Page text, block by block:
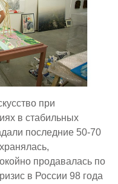
при
в стабильных
последние 50-70
продавалась по
в России 98 года